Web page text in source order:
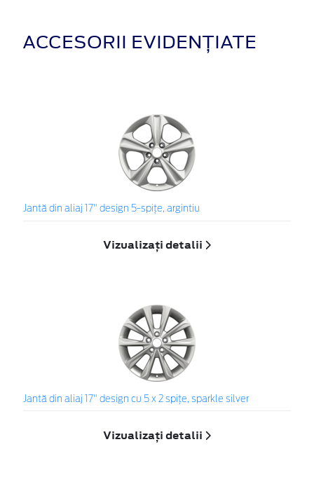
ACCESORII EVIDENȚIATE
Jantă din aliaj 17" design 5-spiţe, argintiu
Vizualizați detalii
Jantă din aliaj 17" design cu 5 x 2 spiţe, sparkle silver
Vizualizați detalii